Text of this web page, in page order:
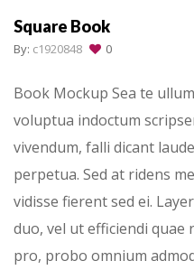
Square Book
By: c1920848 0
Book Mockup Sea te
voluptua indoctum
vivendum, falli dicant
perpetua. Sed at ridens
vidisse fierent sed ei.
duo, vel ut efficiendi quae
pro, probo omnium